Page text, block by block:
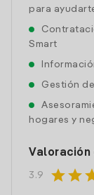
para
Smart
Gestión
hogares y
Valoración
3.9 starstar